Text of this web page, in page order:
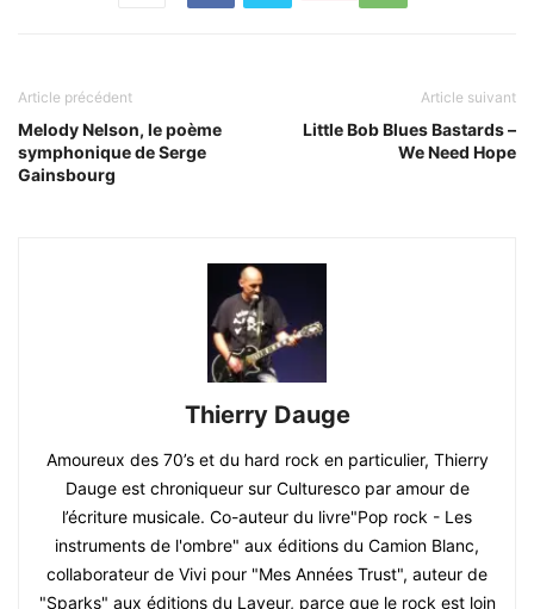
Article précédent
Melody Nelson, le poème
symphonique de Serge
Gainsbourg
Article suivant
Little Bob Blues Bastards –
We Need Hope
Thierry Dauge
Amoureux des 70’s et du hard rock en particulier, Thierry
Dauge est chroniqueur sur Culturesco par amour de
l’écriture musicale. Co-auteur du livre"Pop rock - Les
instruments de l'ombre" aux éditions du Camion Blanc,
collaborateur de Vivi pour "Mes Années Trust", auteur de
"Sparks" aux éditions du Layeur, parce que le rock est loin